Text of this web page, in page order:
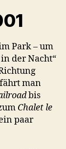
Park – um
der Nacht“
man
bis
Chalet le
paar